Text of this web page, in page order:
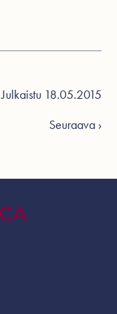
Julkaistu 18.05.2015
Seuraava ›